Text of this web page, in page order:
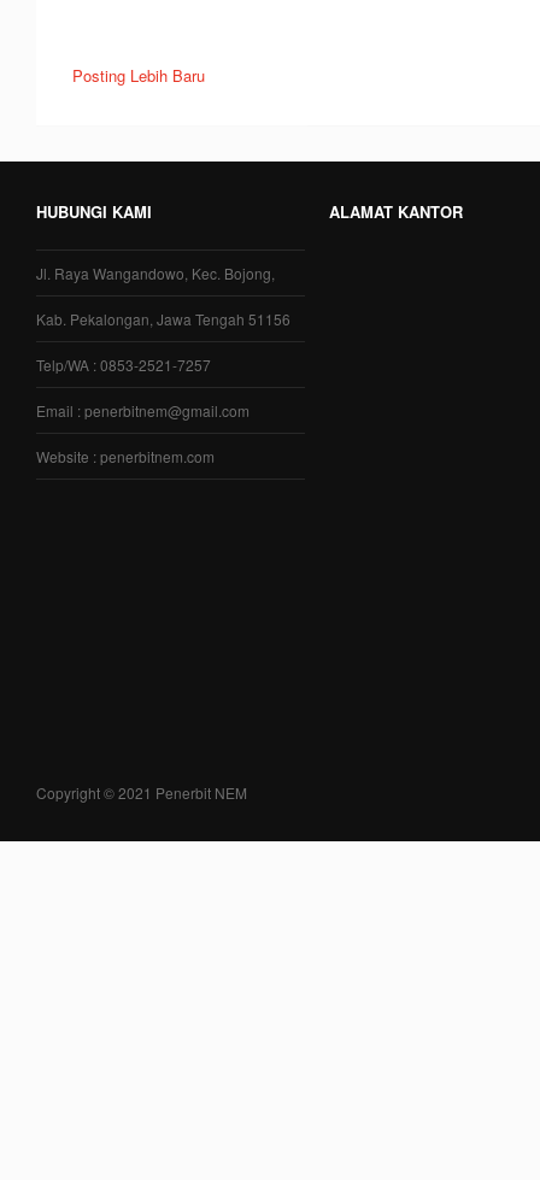
Posting Lebih Baru
HUBUNGI KAMI
Jl. Raya Wangandowo, Kec. Bojong,
Kab. Pekalongan, Jawa Tengah 51156
Telp/WA : 0853-2521-7257
Email : penerbitnem@gmail.com
Website : penerbitnem.com
ALAMAT KANTOR
Copyright © 2021 Penerbit NEM